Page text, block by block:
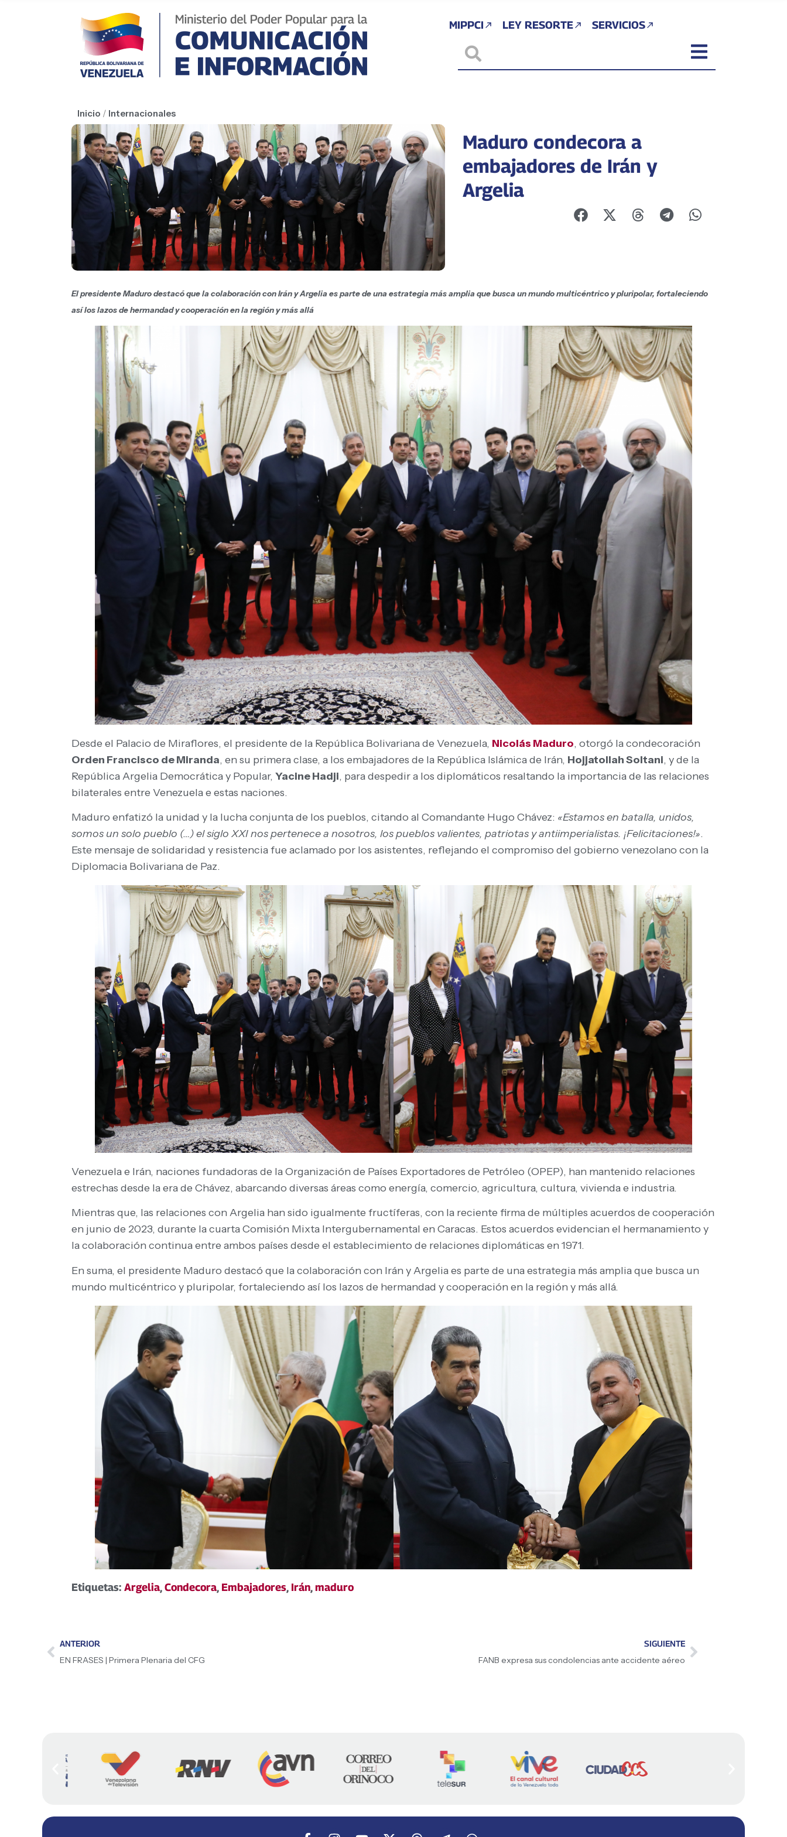
MIPPCI LEY RESORTE SERVICIOS
Inicio / Internacionales
Maduro condecora a
embajadores de Irán y
Argelia
El presidente Maduro destacó que la colaboración con Irán y Argelia es parte de una estrategia más amplia que busca un mundo multicéntrico y pluripolar, fortaleciendo
así los lazos de hermandad y cooperación en la región y más allá
Desde el Palacio de Miraflores, el presidente de la República Bolivariana de Venezuela, Nicolás Maduro, otorgó la condecoración
Orden Francisco de Miranda, en su primera clase, a los embajadores de la República Islámica de Irán, Hojjatollah Soltani, y de la
República Argelia Democrática y Popular, Yacine Hadji, para despedir a los diplomáticos resaltando la importancia de las relaciones
bilaterales entre Venezuela e estas naciones.
Maduro enfatizó la unidad y la lucha conjunta de los pueblos, citando al Comandante Hugo Chávez: «Estamos en batalla, unidos,
somos un solo pueblo (…) el siglo XXI nos pertenece a nosotros, los pueblos valientes, patriotas y antiimperialistas. ¡Felicitaciones!».
Este mensaje de solidaridad y resistencia fue aclamado por los asistentes, reflejando el compromiso del gobierno venezolano con la
Diplomacia Bolivariana de Paz.
Venezuela e Irán, naciones fundadoras de la Organización de Países Exportadores de Petróleo (OPEP), han mantenido relaciones
estrechas desde la era de Chávez, abarcando diversas áreas como energía, comercio, agricultura, cultura, vivienda e industria.
Mientras que, las relaciones con Argelia han sido igualmente fructíferas, con la reciente firma de múltiples acuerdos de cooperación
en junio de 2023, durante la cuarta Comisión Mixta Intergubernamental en Caracas. Estos acuerdos evidencian el hermanamiento y
la colaboración continua entre ambos países desde el establecimiento de relaciones diplomáticas en 1971.
En suma, el presidente Maduro destacó que la colaboración con Irán y Argelia es parte de una estrategia más amplia que busca un
mundo multicéntrico y pluripolar, fortaleciendo así los lazos de hermandad y cooperación en la región y más allá.
Etiquetas: Argelia,Condecora, Embajadores, Irán,maduro
ANTERIOR
EN FRASES | Primera Plenaria del CFG
SIGUIENTE
FANB expresa sus condolencias ante accidente aéreo